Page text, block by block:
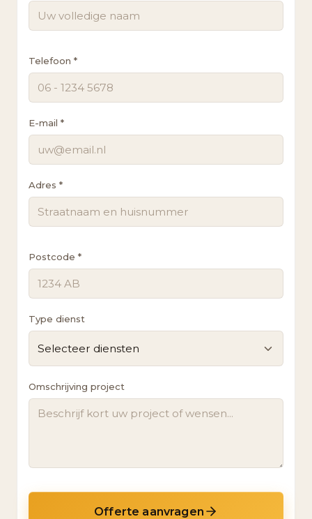
Telefoon *
E-mail *
Adres *
Postcode *
Type dienst
Selecteer diensten
Omschrijving project
Offerte aanvragen